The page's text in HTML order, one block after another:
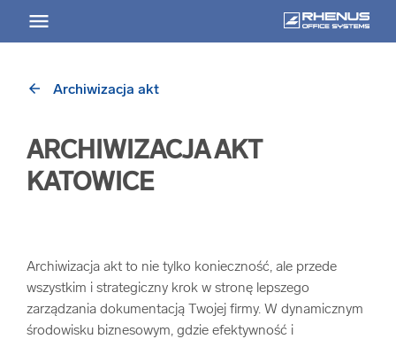
USŁUGI
Niszczenie nośników informacji arrow_forward
Archiwizowanie dokumentów arrow_forward
arrow_back Archiwizacja akt
ARCHIWIZACJA AKT
KATOWICE
Archiwizacja akt to nie tylko konieczność, ale przede
wszystkim i strategiczny krok w stronę lepszego
zarządzania dokumentacją Twojej firmy. W dynamicznym
środowisku biznesowym, gdzie efektywność i